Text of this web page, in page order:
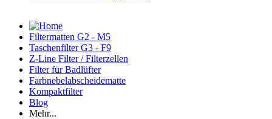
Filtermatten G2 - M5
Taschenfilter G3 - F9
Z-Line Filter / Filterzellen
Filter für Badlüfter
Farbnebelabscheidematte
Kompaktfilter
Blog
Mehr...